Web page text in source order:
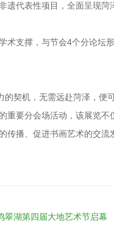
遗代表性项目，全面呈现菏
术支撑，与节会4个分论坛
契机，无需远赴菏泽，便
重要分会场活动，该展览不
传播、促进书画艺术的交流
翠湖第四届大地艺术节启幕